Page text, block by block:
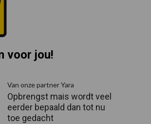
voor jou!
Van onze partner Yara
Opbrengst mais wordt veel
eerder bepaald dan tot nu
toe gedacht